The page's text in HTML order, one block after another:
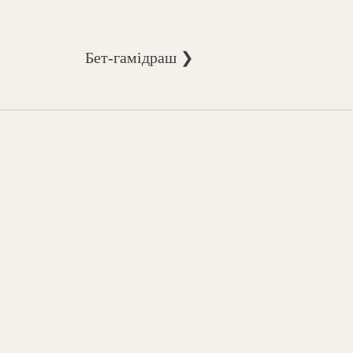
Бет-гамідраш ❯